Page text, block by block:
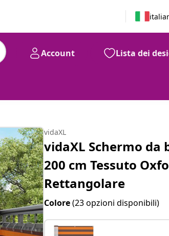
Account Lista dei
28
vidaXL
vidaXL Schermo da
200 cm Tessuto
Rettangolare
Colore(23 opzioni disponibili)